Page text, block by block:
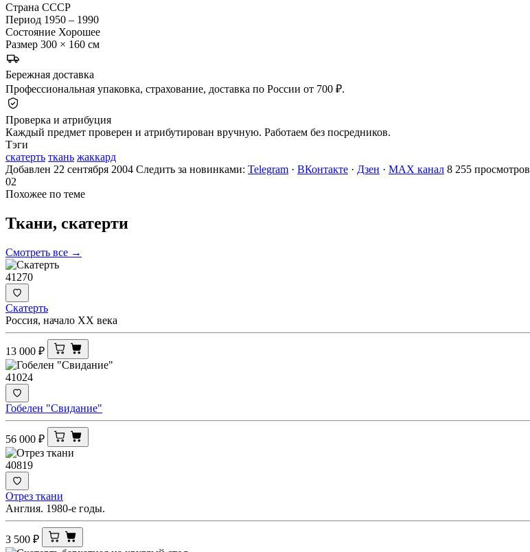
Страна СССР
Период 1950 – 1990
Состояние Хорошее
Размер 300 × 160 см
Бережная доставка
Профессиональная упаковка, страхование, доставка по России от 700 ₽.
Проверка и атрибуция
Каждый предмет проверен и атрибутирован вручную. Работаем без посредников.
Тэги
скатерть ткань жаккард
Добавлен 22 сентября 2004 Следить за новинками: Telegram · ВКонтакте · Дзен · MAX канал 8 255 просмотров
02
Похожее по теме
Ткани, скатерти
Смотреть все →
41270
Скатерть
Россия, начало ХХ века
13 000 ₽
41024
Гобелен "Свидание"
56 000 ₽
40819
Отрез ткани
Англия. 1980-е годы.
3 500 ₽